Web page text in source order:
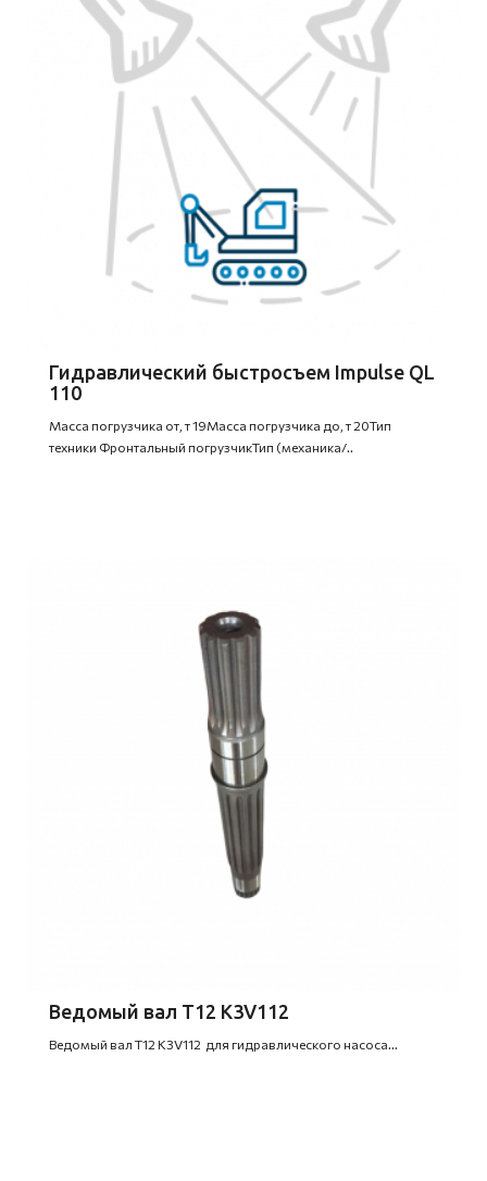
Гидравлический быстросъем Impulse QL
110
Масса погрузчика от, т 19Масса погрузчика до, т 20Тип
техники Фронтальный погрузчикТип (механика/..
Ведомый вал T12 K3V112
Ведомый вал T12 K3V112 для гидравлического насоса...